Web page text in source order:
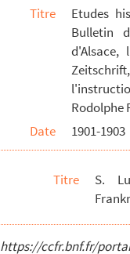
Titre
Etudes
Bulletin
d'Alsace,
Rodolphe
Date
1901-1903
Titre
S.
https://ccfr.bnf.fr/